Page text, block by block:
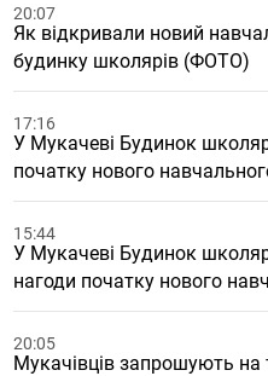
20:07
Як відкривали новий
будинку школярів (ФОТО)
17:16
У Мукачеві Будинок
початку нового
15:44
У Мукачеві Будинок
нагоди початку нового
20:05
Мукачівців запрошують на